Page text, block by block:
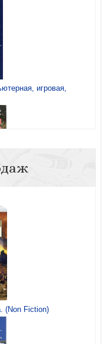
игровая,
год «Читаем
(Non Fiction)